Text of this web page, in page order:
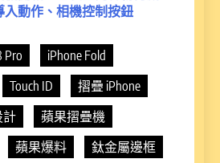
入動作、相機控制按鈕
Pro
iPhone Fold
Touch ID
摺疊 iPhone
計
蘋果摺疊機
蘋果爆料 鈦金屬邊框